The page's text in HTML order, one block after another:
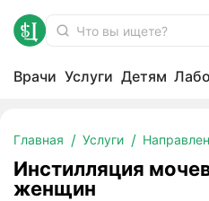
Врачи Услуги Детям
Главная Услуги
Инстилляция мочевого
Инстилляция
женщин